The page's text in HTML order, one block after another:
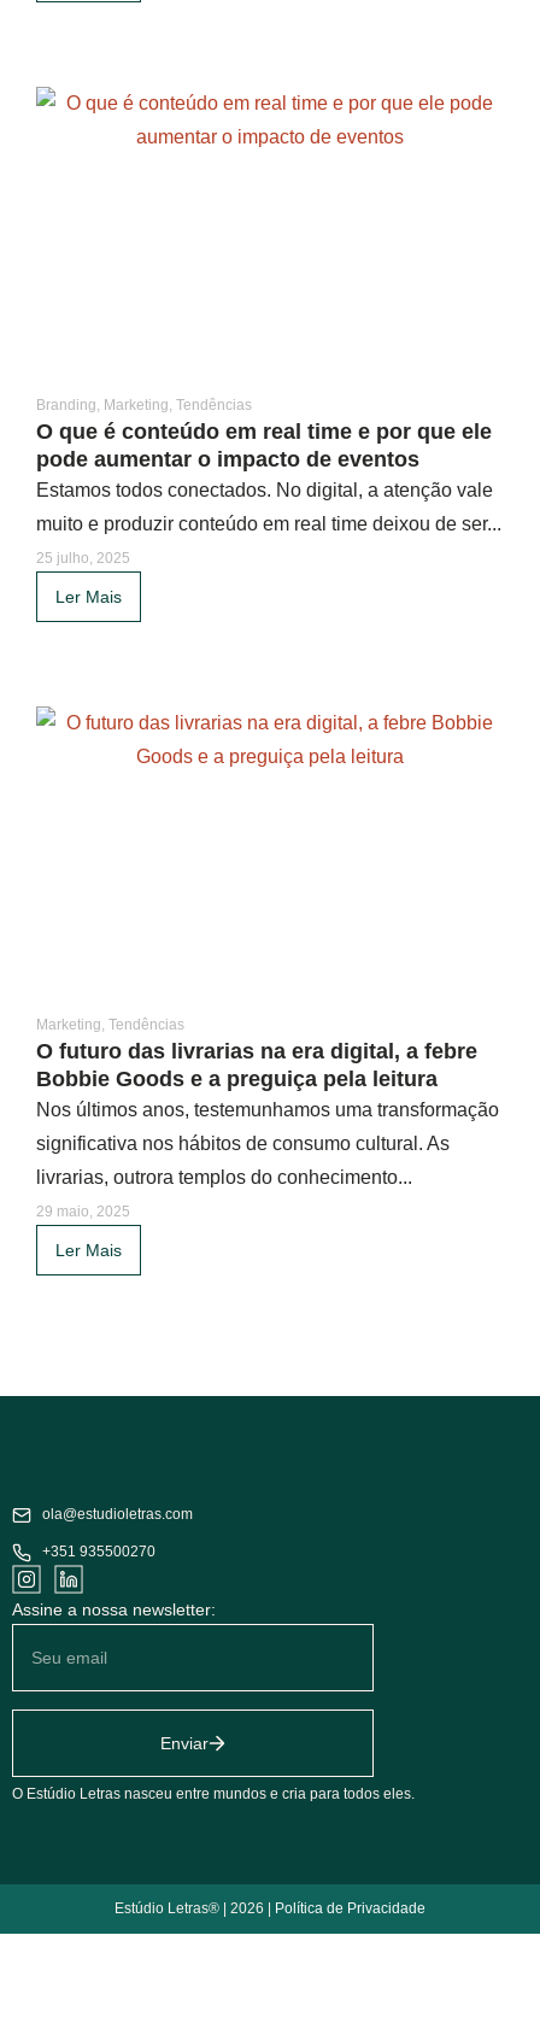
Branding, Marketing, Tendências
O que é conteúdo em real time e por que ele
pode aumentar o impacto de eventos
Estamos todos conectados. No digital, a atenção vale
muito e produzir conteúdo em real time deixou de ser...
25 julho, 2025
Ler Mais
Marketing, Tendências
O futuro das livrarias na era digital, a febre
Bobbie Goods e a preguiça pela leitura
Nos últimos anos, testemunhamos uma transformação
significativa nos hábitos de consumo cultural. As
livrarias, outrora templos do conhecimento...
29 maio, 2025
Ler Mais
ola@estudioletras.com
+351 935500270
Assine a nossa newsletter:
Enviar
O Estúdio Letras nasceu entre mundos e cria para todos eles.
Estúdio Letras® | 2026 | Política de Privacidade